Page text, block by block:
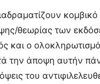
θεωρίας των
και ο
την άποψη αυτήν
του